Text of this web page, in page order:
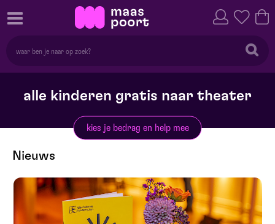
alle kinderen gratis naar theater
kies je bedrag en help mee
Nieuws